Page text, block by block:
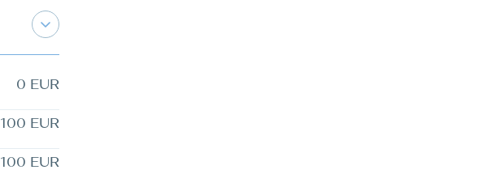
0 EUR
100 EUR
100 EUR